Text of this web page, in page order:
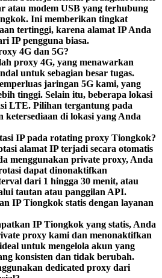
atau modem USB yang terhubung
Ini memberikan tingkat
tertinggi, karena alamat IP Anda
IP pengguna biasa.
4G dan 5G?
proxy 4G, yang menawarkan
untuk sebagian besar tugas.
jaringan 5G kami, yang
tinggi. Selain itu, beberapa lokasi
LTE. Pilihan tergantung pada
ketersediaan di lokasi yang Anda
IP pada rotating proxy Tiongkok?
alamat IP terjadi secara otomatis
menggunakan private proxy, Anda
dapat dinonaktifkan
dari 1 hingga 30 menit, atau
tautan atau panggilan API.
IP Tiongkok statis dengan layanan
IP Tiongkok yang statis, Anda
proxy kami dan menonaktifkan
untuk mengelola akun yang
konsisten dan tidak berubah.
dedicated proxy dari